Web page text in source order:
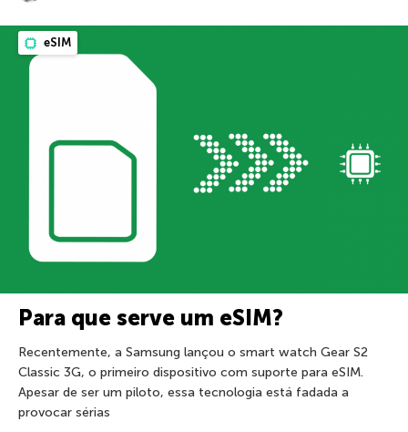
eSIM
Para que serve um eSIM?
Recentemente, a Samsung lançou o smart watch Gear S2
Classic 3G, o primeiro dispositivo com suporte para eSIM.
Apesar de ser um piloto, essa tecnologia está fadada a
provocar sérias